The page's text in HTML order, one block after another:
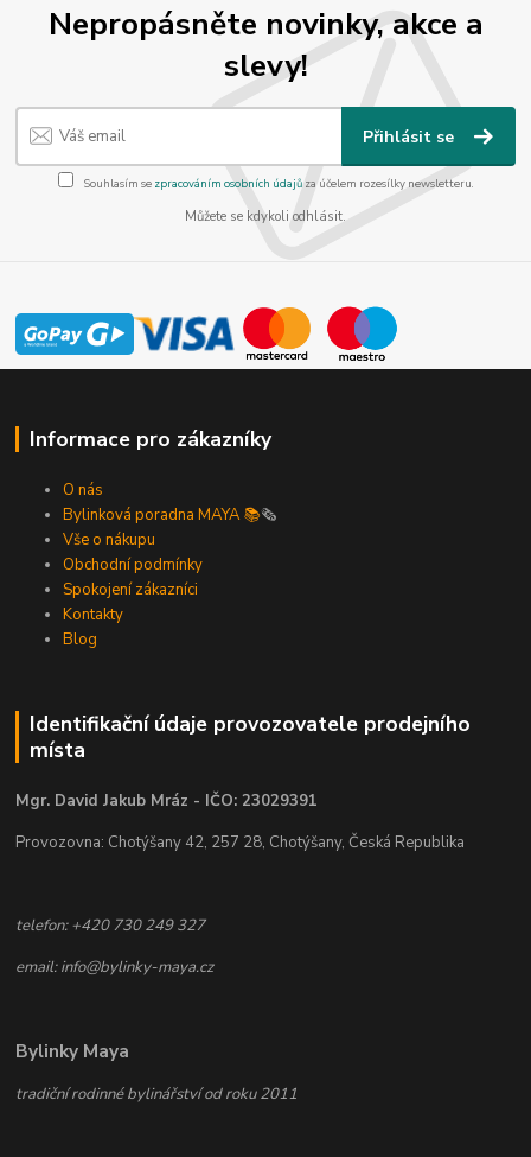
Nepropásněte novinky, akce a
slevy!
Přihlásit se
Souhlasím se zpracováním osobních údajůza účelem rozesílky newsletteru.
Můžete se kdykoli odhlásit.
Informace pro zákazníky
O nás
Bylinková poradna MAYA 📚🗞️
Vše o nákupu
Obchodní podmínky
Spokojení zákazníci
Kontakty
Blog
Identifikační údaje provozovatele prodejního
místa
Mgr. David Jakub Mráz - IČO: 23029391
Provozovna: Chotýšany 42, 257 28, Chotýšany, Česká Republika
telefon: +420 730 249 327
email: info@bylinky-maya.cz
Bylinky Maya
tradiční rodinné bylinářství od roku 2011